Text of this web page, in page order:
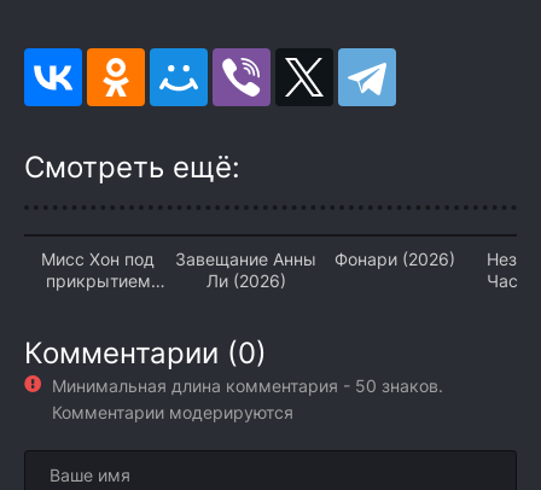
Смотреть ещё:
Мисс Хон под
прикрытием
Завещание Анны
Ли (2026)
Фонари (2026)
Часть
Комментарии (0)
Минимальная длина комментария - 50 знаков.
Комментарии модерируются